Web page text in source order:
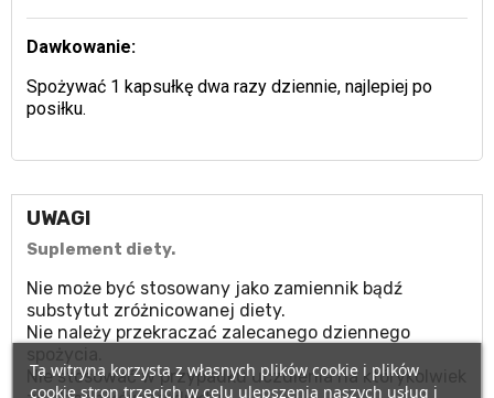
Dawkowanie:
Spożywać 1 kapsułkę dwa razy dziennie, najlepiej po
posiłku.
UWAGI
Suplement diety.
Nie może być stosowany jako zamiennik bądź
substytut zróżnicowanej diety.
Nie należy przekraczać zalecanego dziennego
Nie stosować w przypadku uczulenia na którykolwiek
Ta witryna korzysta z własnych plików cookie i plików
cookie stron trzecich w celu ulepszenia naszych usług i